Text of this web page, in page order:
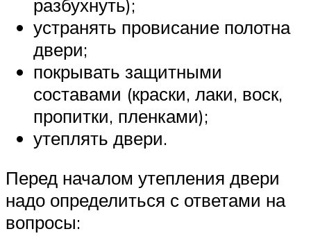
разбухнуть);
устранять провисание полотна
двери;
покрывать защитными
составами (краски, лаки, воск,
пропитки, пленками);
утеплять двери.
Перед началом утепления двери
надо определиться с ответами на
вопросы: